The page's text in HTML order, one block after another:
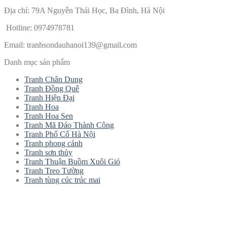
Địa chỉ: 79A Nguyễn Thái Học, Ba Đình, Hà Nội
Hotline: 0974978781
Email: tranhsondauhanoi139@gmail.com
Danh mục sản phẩm
Tranh Chân Dung
Tranh Đồng Quê
Tranh Hiện Đại
Tranh Hoa
Tranh Hoa Sen
Tranh Mã Đáo Thành Công
Tranh Phố Cổ Hà Nội
Tranh phong cảnh
Tranh sơn thủy
Tranh Thuận Buồm Xuôi Gió
Tranh Treo Tường
Tranh tùng cúc trúc mai